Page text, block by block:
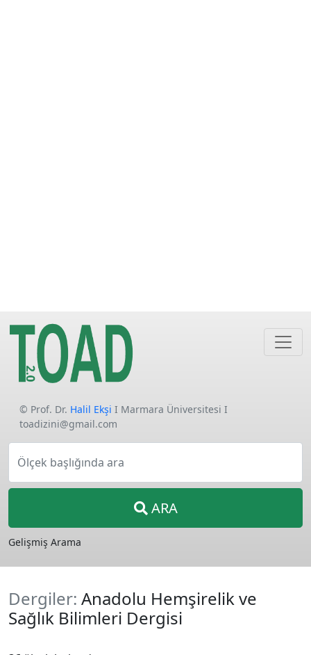
© Prof. Dr. Halil Ekşi I Marmara Üniversitesi I
toadizini@gmail.com
Ölçek başlığında ara
ARA
Gelişmiş Arama
Dergiler: Anadolu Hemşirelik ve
Sağlık Bilimleri Dergisi